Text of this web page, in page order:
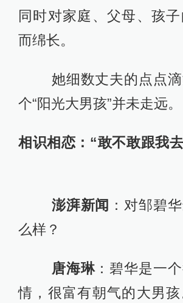
同时对家庭、父母、孩
而绵长。
她细数丈夫的点点滴
个“阳光大男孩”并未走远。
相识相恋：“敢不敢跟我
澎湃新闻 ：对邹碧
么样？
唐海琳：碧华是一
情，很富有朝气的大男